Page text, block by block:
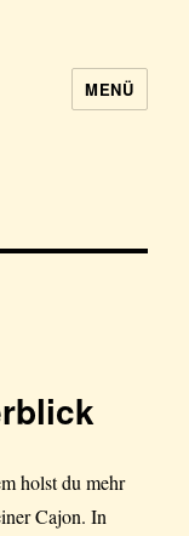
MENÜ
holst du mehr
Cajon. In